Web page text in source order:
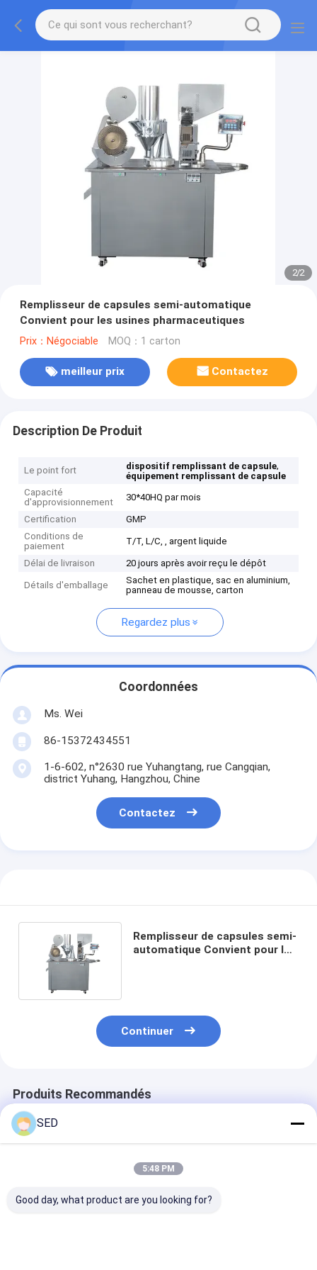
2/2
Remplisseur de capsules semi-automatique
Convient pour les usines pharmaceutiques
Prix：Négociable MOQ：1 carton
meilleur prix Contactez
Description De Produit
Le point fort dispositif remplissant de capsule,
équipement remplissant de capsule
Capacité
d'approvisionnement
30*40HQ par mois
Certification
GMP
Conditions de
paiement
T/T, L/C, , argent liquide
Délai de livraison 20 jours après avoir reçu le dépôt
Détails d'emballage
Sachet en plastique, sac en aluminium,
panneau de mousse, carton
Regardez plus
Coordonnées
Ms. Wei
86-15372434551
1-6-602, n°2630 rue Yuhangtang, rue Cangqian,
district Yuhang, Hangzhou, Chine
Contactez
Remplisseur de capsules semi-
automatique Convient pour les
Continuer
Produits Recommandés
SED
5:48 PM
Good day, what product are you looking for?